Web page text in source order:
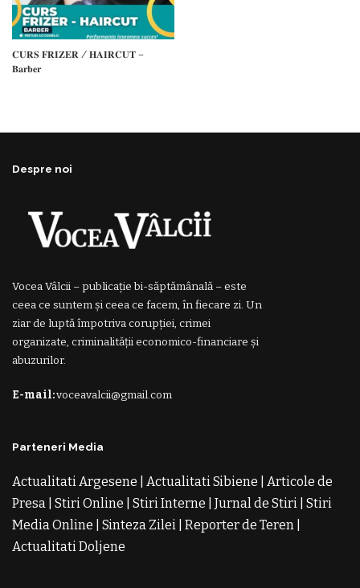
𝐂𝐔𝐑𝐒 𝐅𝐑𝐈𝐙𝐄𝐑 / 𝐇𝐀𝐈𝐑𝐂𝐔𝐓 –
𝐁𝐚𝐫𝐛𝐞𝐫
Despre noi
Vocea Vâlcii – publicație bi-săptămânală – este
ceea ce suntem și ceea ce facem, în fiecare zi. Un
ziar de luptă împotriva corupției, crimei
organizate, criminalității economico-financiare și
abuzurilor.
E-mail:voceavalcii@gmail.com
Parteneri Media
Actualitati Argesene Actualitati Sibiene
Articole de
Presa Stiri Online Stiri Interne Jurnal de Stiri Stiri
Media Online
Sinteza Zilei Reporter de Teren
Actualitati Doljene